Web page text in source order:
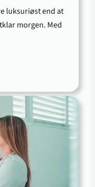
luksuriøst end at
morgen. Med